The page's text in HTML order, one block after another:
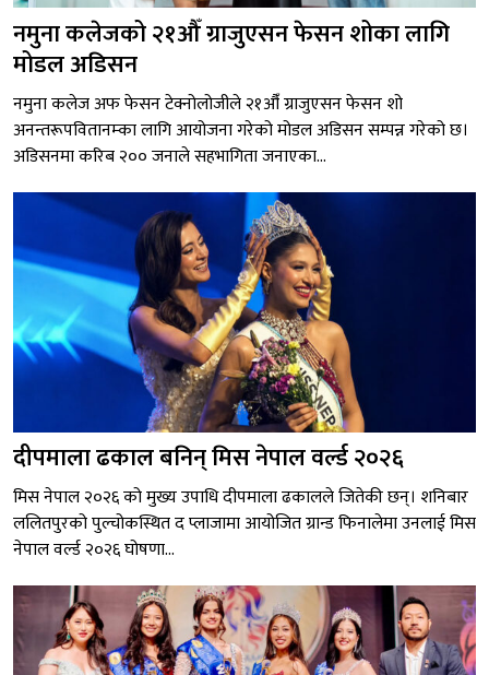
नमुना कलेजको २१औँ ग्राजुएसन फेसन शोका लागि
मोडल अडिसन
नमुना कलेज अफ फेसन टेक्नोलोजीले २१औँ ग्राजुएसन फेसन शो
अनन्तरूपवितानम्का लागि आयोजना गरेको मोडल अडिसन सम्पन्न गरेको छ।
अडिसनमा करिब २०० जनाले सहभागिता जनाएका...
दीपमाला ढकाल बनिन् मिस नेपाल वर्ल्ड २०२६
मिस नेपाल २०२६ को मुख्य उपाधि दीपमाला ढकालले जितेकी छन्। शनिबार
ललितपुरको पुल्चोकस्थित द प्लाजामा आयोजित ग्रान्ड फिनालेमा उनलाई मिस
नेपाल वर्ल्ड २०२६ घोषणा...